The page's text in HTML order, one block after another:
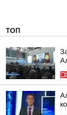
ТОП